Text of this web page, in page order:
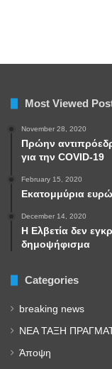
Most Viewed
November 28, 2020
Πρώην
για την COVID-19
February 15, 2020
Εκατομμύρια
December 14, 2020
Η Ελβετία δεν
δημοψήφισμα
Categories
breaking news
NEA TAΞΗ
Άποψη